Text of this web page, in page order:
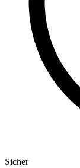
Sicher